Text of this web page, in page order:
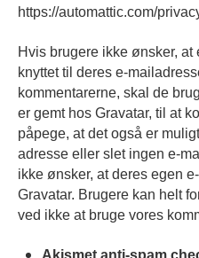
https://automattic.com/
Hvis brugere ikke ønsker,
knyttet til deres e-
kommentarerne, skal de
er gemt hos Gravatar, til at
påpege, at det også er
adresse eller slet ingen e-
ikke ønsker, at deres egen
Gravatar. Brugere kan helt
ved ikke at bruge vores